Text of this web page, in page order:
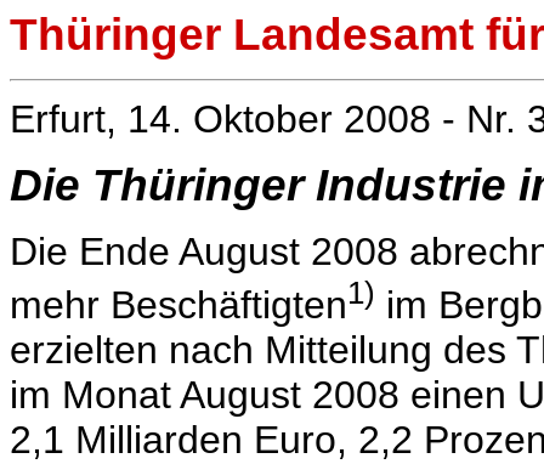
Thüringer Landesamt
Erfurt, 14. Oktober 2008 - Nr.
Die Thüringer Industrie
Die Ende August 2008
mehr Beschäftigten1) im
erzielten nach Mitteilung des
im Monat August 2008 einen
2,1 Milliarden Euro, 2,2